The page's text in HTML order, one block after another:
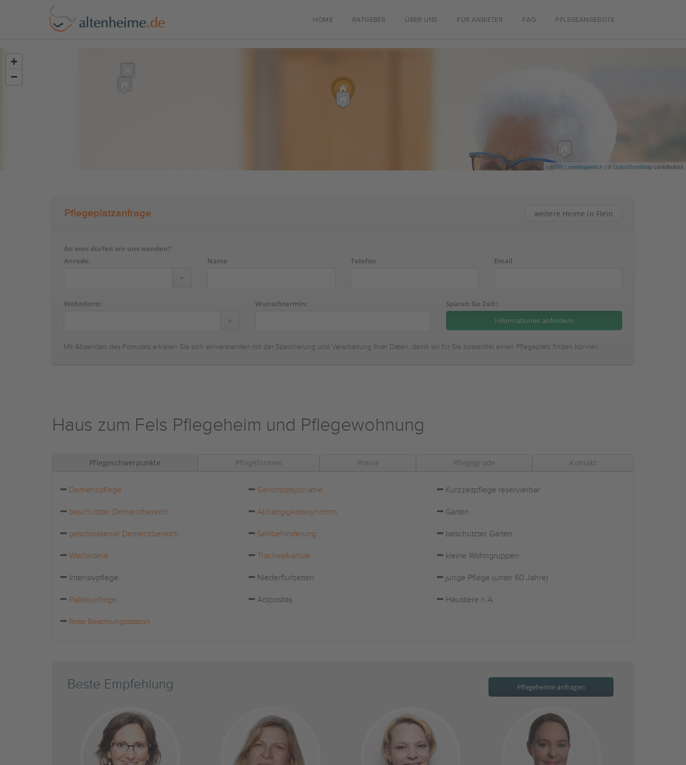
HOME RATGEBER ÜBER UNS FÜR ANBIETER FAQ PFLEGEANGEBOTE
+
−
Leaflet | meetingswitch | ©OpenStreetMapcontributors
Pflegeplatzanfrage weitere Heime in Flein
An wen dürfen wir uns wenden?
Anrede:
Name Telefon Email
Wohnform: Wunschtermin: Sparen Sie Zeit:
Mit Absenden des Fomulars erklären Sie sich einverstanden mit der Speicherung und Verarbeitung Ihrer Daten, damit wir für Sie kostenfrei einen Pflegeplatz finden können.
Haus zum Fels Pflegeheim und Pflegewohnung
Pflegeschwerpunkte Pflegeformen Preise Pflegegrade Kontakt
Demenzpflege Gerontopsychiatrie Kurzzeitpflege reservierbar
beschützter Demenzbereich Abhängigkeitssyndrom Garten
geschlossener Demenzbereich Sehbehinderung beschützter Garten
Wachkoma Trachealkanüle kleine Wohngruppen
Intensivpflege Niederflurbetten junge Pflege (unter 60 Jahre)
Palliativpflege Adipositas Haustiere n.A.
feste Beatmungsstation
Beste Empfehlung Pflegeheime anfragen